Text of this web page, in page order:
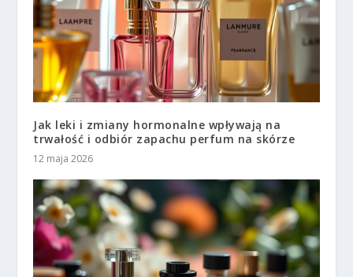
Jak leki i zmiany hormonalne wpływają na
trwałość i odbiór zapachu perfum na skórze
12 maja 2026